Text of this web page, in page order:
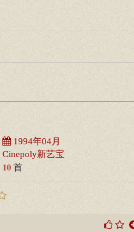
1994年04月
Cinepoly新艺宝
10 首